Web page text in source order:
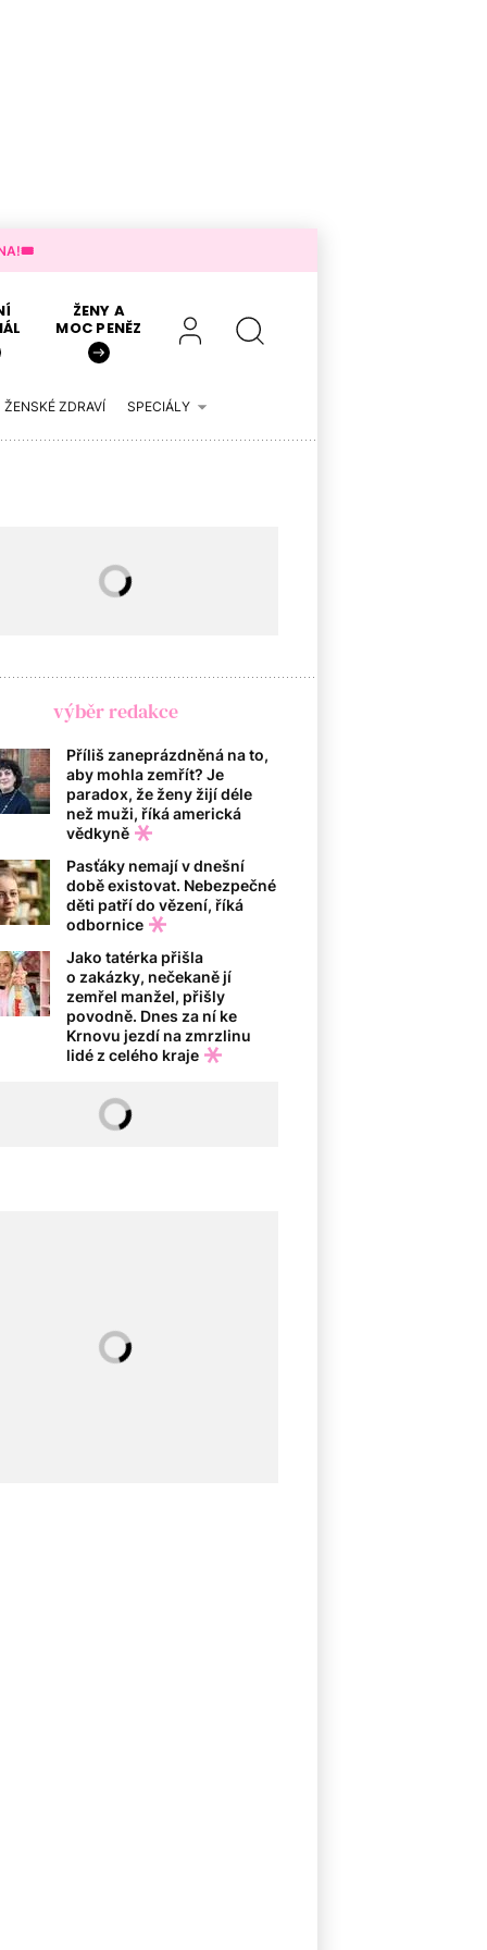
ŽENY A
MOC PENĚZ
ŽENSKÉ ZDRAVÍ SPECIÁLY
výběr redakce
Příliš zaneprázdněná na to,
aby mohla zemřít? Je
paradox, že ženy žijí déle
než muži, říká americká
vědkyně
Pasťáky nemají v dnešní
době existovat. Nebezpečné
děti patří do vězení, říká
odbornice
Jako tatérka přišla
o zakázky, nečekaně jí
zemřel manžel, přišly
povodně. Dnes za ní ke
Krnovu jezdí na zmrzlinu
lidé z celého kraje